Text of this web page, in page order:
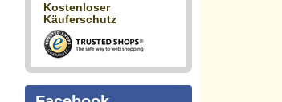
Kostenloser
Käuferschutz